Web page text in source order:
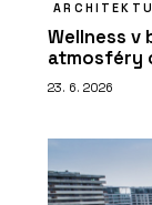
Wellness v
atmosféry
23. 6. 2026